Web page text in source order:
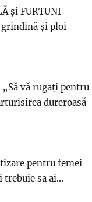
și FURTUNI
grindină și ploi
vă rugați pentru
dureroasă
pentru femei
sa ai...